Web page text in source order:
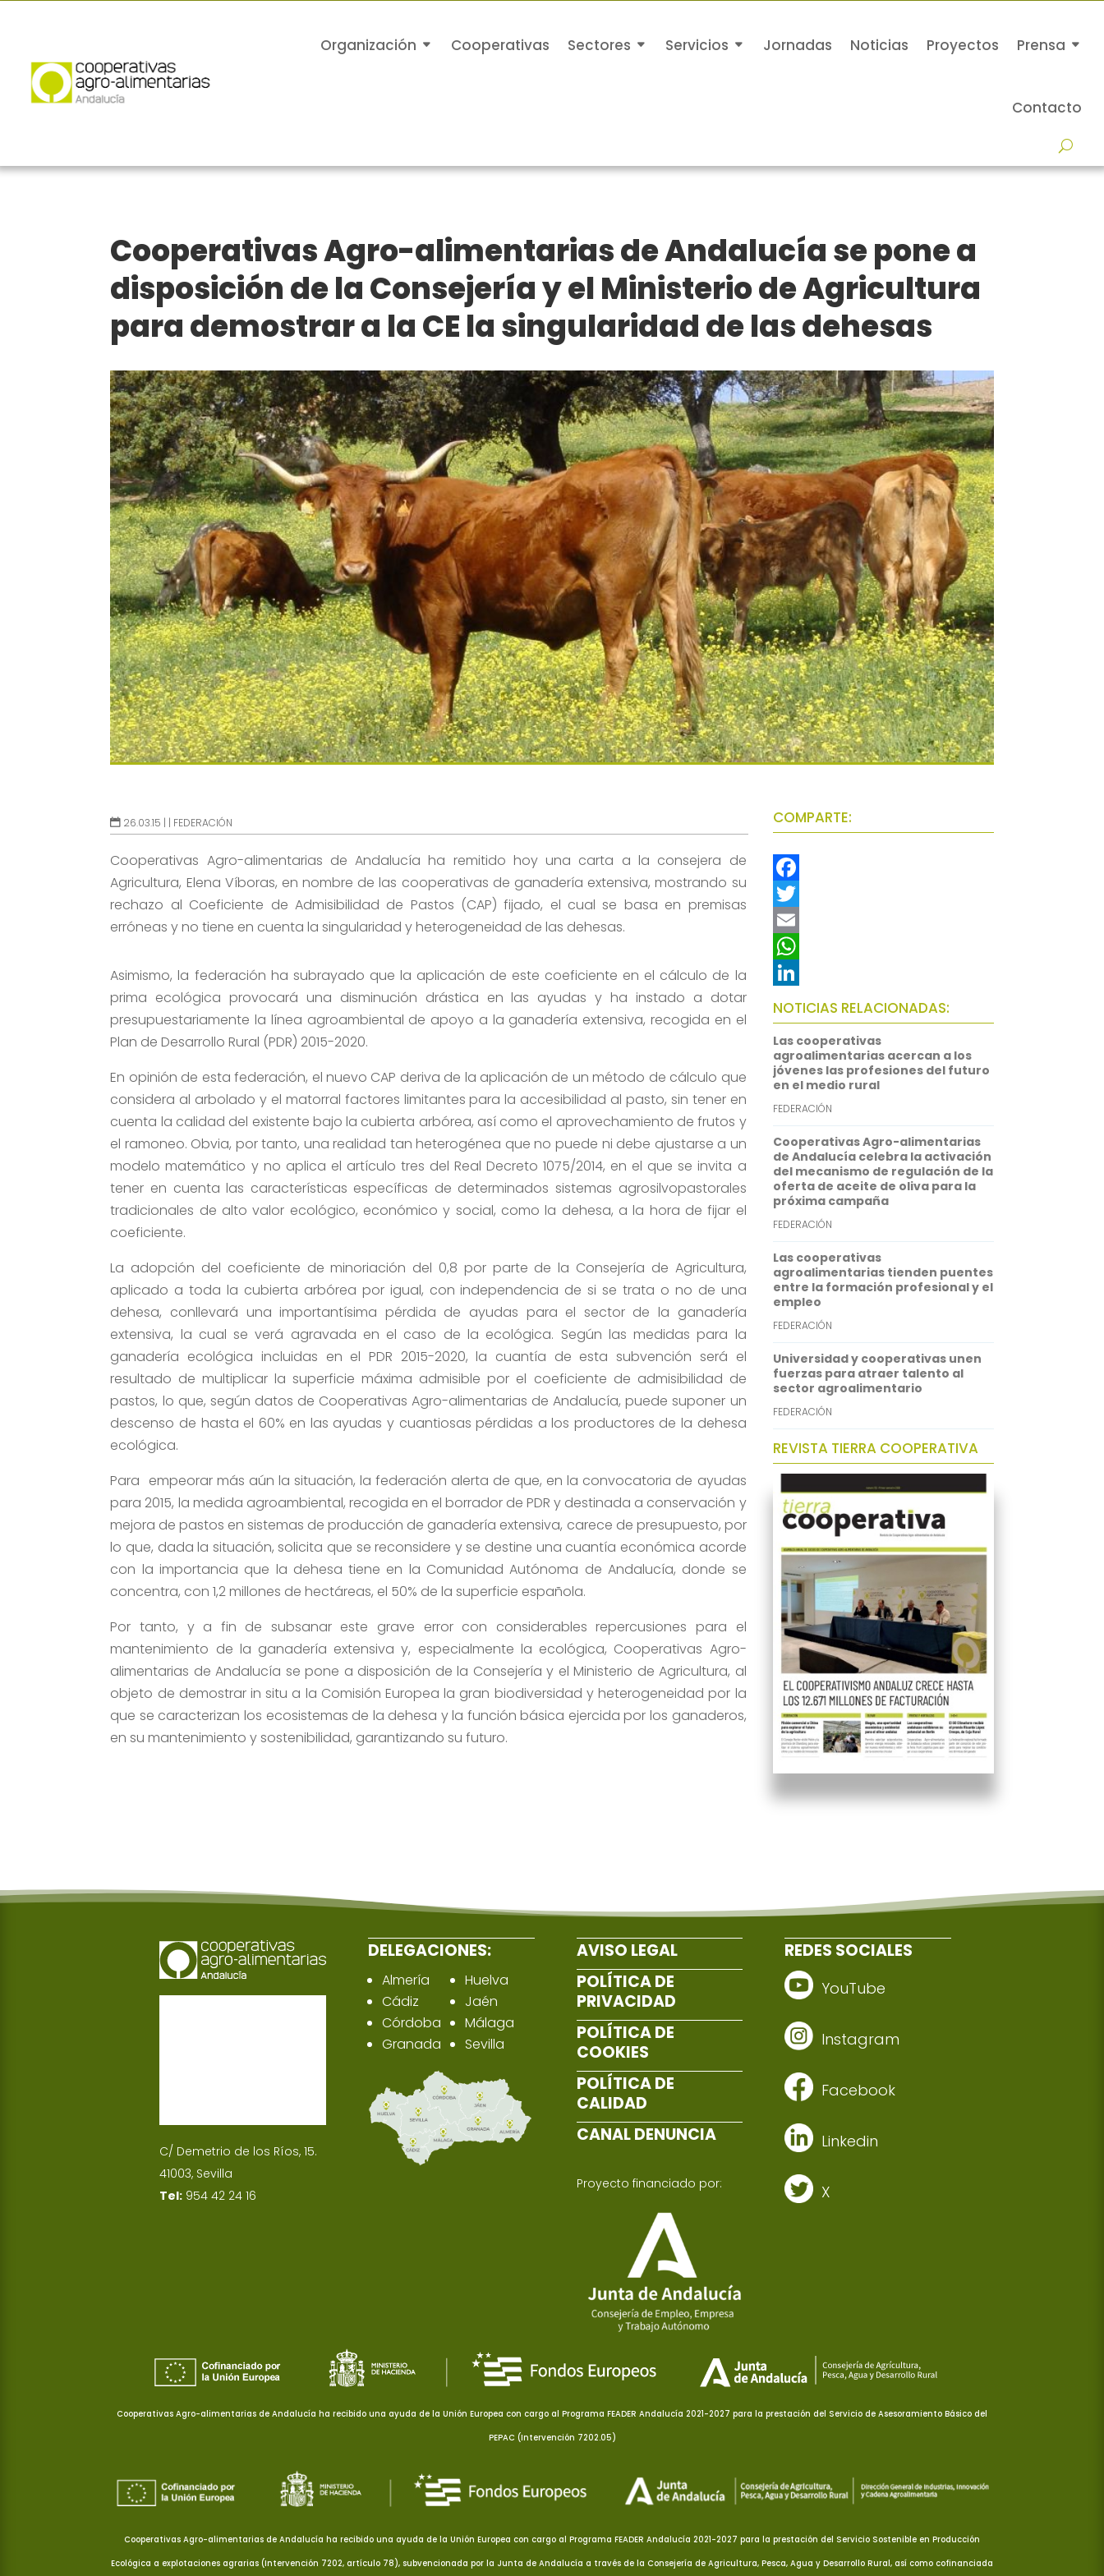
Organización Cooperativas Sectores Servicios Jornadas Noticias Proyectos Prensa
Contacto
Cooperativas Agro-alimentarias de Andalucía se pone a
disposición de la Consejería y el Ministerio de Agricultura
para demostrar a la CE la singularidad de las dehesas
26.03.15 | | FEDERACIÓN
Cooperativas Agro-alimentarias de Andalucía ha remitido hoy una carta a la consejera de
Agricultura, Elena Víboras, en nombre de las cooperativas de ganadería extensiva, mostrando su
rechazo al Coeficiente de Admisibilidad de Pastos (CAP) fijado, el cual se basa en premisas
erróneas y no tiene en cuenta la singularidad y heterogeneidad de las dehesas.
Asimismo, la federación ha subrayado que la aplicación de este coeficiente en el cálculo de la
prima ecológica provocará una disminución drástica en las ayudas y ha instado a dotar
presupuestariamente la línea agroambiental de apoyo a la ganadería extensiva, recogida en el
Plan de Desarrollo Rural (PDR) 2015-2020.
En opinión de esta federación, el nuevo CAP deriva de la aplicación de un método de cálculo que
considera al arbolado y el matorral factores limitantes para la accesibilidad al pasto, sin tener en
cuenta la calidad del existente bajo la cubierta arbórea, así como el aprovechamiento de frutos y
el ramoneo. Obvia, por tanto, una realidad tan heterogénea que no puede ni debe ajustarse a un
modelo matemático y no aplica el artículo tres del Real Decreto 1075/2014, en el que se invita a
tener en cuenta las características específicas de determinados sistemas agrosilvopastorales
tradicionales de alto valor ecológico, económico y social, como la dehesa, a la hora de fijar el
coeficiente.
La adopción del coeficiente de minoriación del 0,8 por parte de la Consejería de Agricultura,
aplicado a toda la cubierta arbórea por igual, con independencia de si se trata o no de una
dehesa, conllevará una importantísima pérdida de ayudas para el sector de la ganadería
extensiva, la cual se verá agravada en el caso de la ecológica. Según las medidas para la
ganadería ecológica incluidas en el PDR 2015-2020, la cuantía de esta subvención será el
resultado de multiplicar la superficie máxima admisible por el coeficiente de admisibilidad de
pastos, lo que, según datos de Cooperativas Agro-alimentarias de Andalucía, puede suponer un
descenso de hasta el 60% en las ayudas y cuantiosas pérdidas a los productores de la dehesa
ecológica.
Para empeorar más aún la situación, la federación alerta de que, en la convocatoria de ayudas
para 2015, la medida agroambiental, recogida en el borrador de PDR y destinada a conservación y
mejora de pastos en sistemas de producción de ganadería extensiva, carece de presupuesto, por
lo que, dada la situación, solicita que se reconsidere y se destine una cuantía económica acorde
con la importancia que la dehesa tiene en la Comunidad Autónoma de Andalucía, donde se
concentra, con 1,2 millones de hectáreas, el 50% de la superficie española.
Por tanto, y a fin de subsanar este grave error con considerables repercusiones para el
mantenimiento de la ganadería extensiva y, especialmente la ecológica, Cooperativas Agro-
alimentarias de Andalucía se pone a disposición de la Consejería y el Ministerio de Agricultura, al
objeto de demostrar in situ a la Comisión Europea la gran biodiversidad y heterogeneidad por la
que se caracterizan los ecosistemas de la dehesa y la función básica ejercida por los ganaderos,
en su mantenimiento y sostenibilidad, garantizando su futuro.
COMPARTE:
F
a
c
e
b
o
o
k
T
w
t
t
e
r
E
m
a
i
l
W
h
a
t
s
A
p
p
L
i
n
k
e
d
I
n
NOTICIAS RELACIONADAS:
Las cooperativas
agroalimentarias acercan a los
jóvenes las profesiones del futuro
en el medio rural
FEDERACIÓN
Cooperativas Agro-alimentarias
de Andalucía celebra la activación
del mecanismo de regulación de la
oferta de aceite de oliva para la
próxima campaña
FEDERACIÓN
Las cooperativas
agroalimentarias tienden puentes
entre la formación profesional y el
empleo
FEDERACIÓN
Universidad y cooperativas unen
fuerzas para atraer talento al
sector agroalimentario
FEDERACIÓN
REVISTA TIERRA COOPERATIVA
C/ Demetrio de los Ríos, 15.
41003, Sevilla
Tel: 954 42 24 16
DELEGACIONES:
Almería
Cádiz
Córdoba
Granada
Huelva
Jaén
Málaga
Sevilla
AVISO LEGAL
POLÍTICA DE
PRIVACIDAD
POLÍTICA DE
COOKIES
POLÍTICA DE
CALIDAD
CANAL DENUNCIA
Proyecto financiado por:
REDES SOCIALES
YouTube
Instagram
Facebook
Linkedin
X
Cooperativas Agro-alimentarias de Andalucía ha recibido una ayuda de la Unión Europea con cargo al Programa FEADER Andalucía 2021-2027 para la prestación del Servicio de Asesoramiento Básico del
PEPAC (Intervención 7202.05)
Cooperativas Agro-alimentarias de Andalucía ha recibido una ayuda de la Unión Europea con cargo al Programa FEADER Andalucía 2021-2027 para la prestación del Servicio Sostenible en Producción
Ecológica a explotaciones agrarias (Intervención 7202, artículo 78), subvencionada por la Junta de Andalucía a través de la Consejería de Agricultura, Pesca, Agua y Desarrollo Rural, así como cofinanciada